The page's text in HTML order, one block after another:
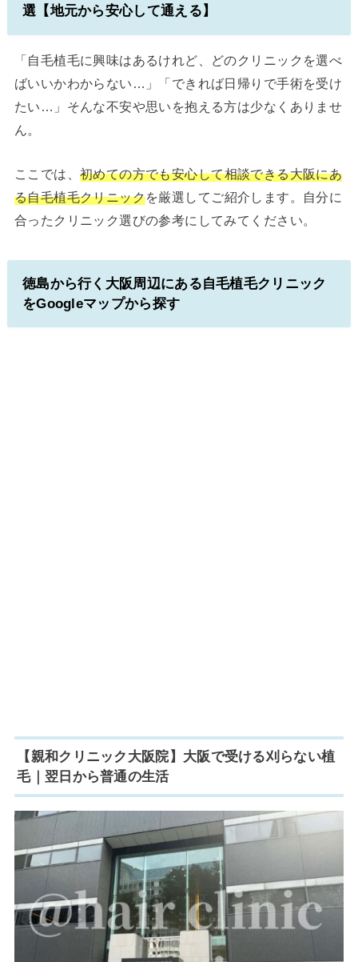
選【地元から安心して通える】
「自毛植毛に興味はあるけれど、どのクリニックを選べ
ばいいかわからない…」「できれば日帰りで手術を受け
たい…」そんな不安や思いを抱える方は少なくありませ
ん。
ここでは、 初めての方でも安心して相談できる大阪にあ
る自毛植毛クリニックを厳選してご紹介します。自分に
合ったクリニック選びの参考にしてみてください。
徳島から行く大阪周辺にある自毛植毛クリニック
をGoogleマップから探す
【親和クリニック大阪院】大阪で受ける刈らない植
毛｜翌日から普通の生活